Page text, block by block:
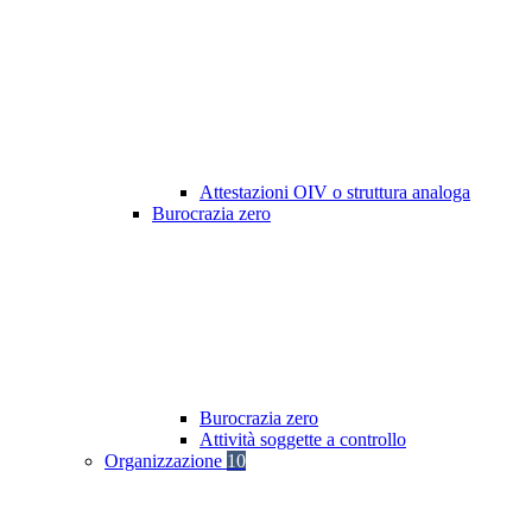
Attestazioni OIV o struttura analoga
Burocrazia zero
Burocrazia zero
Attività soggette a controllo
Organizzazione 10